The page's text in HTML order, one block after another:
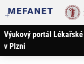
Výukový portál
v Plzni